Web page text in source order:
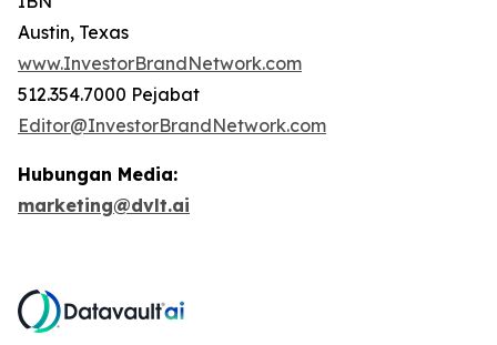
Austin, Texas
www.InvestorBrandNetwork.com
512.354.7000 Pejabat
Editor@InvestorBrandNetwork.com
Hubungan Media:
marketing@dvlt.ai